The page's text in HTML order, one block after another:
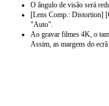
O ângulo de visão será
[Lens Comp.: Distortion]
"Auto".
Ao gravar filmes 4K, o
Assim, as margens do